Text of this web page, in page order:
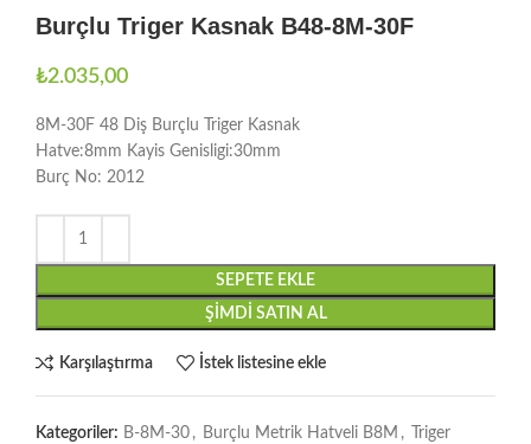
Burçlu Triger Kasnak B48-8M-30F
₺2.035,00
8M-30F 48 Diş Burçlu Triger Kasnak
Hatve:8mm Kayis Genisligi:30mm
Burç No: 2012
SEPETE EKLE
ŞIMDI SATIN AL
Karşılaştırma İstek listesine ekle
Kategoriler: B-8M-30 , Burçlu Metrik Hatveli B8M ,
Triger